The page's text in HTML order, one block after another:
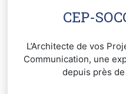
CEP-
L’Architecte de vos
Communication, une
depuis près